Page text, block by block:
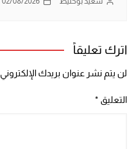
اترك تعليقاً
لن يتم نشر عنوان بريدك الإلكتروني.
التعليق *